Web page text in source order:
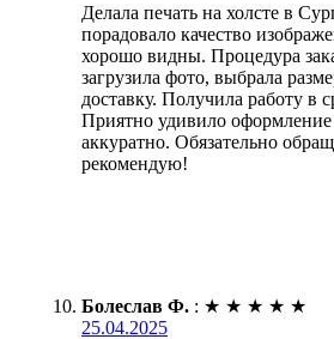
Делала печать на холсте в
порадовало качество
хорошо видны. Процедура
загрузила фото, выбрала
доставку. Получила работу в
Приятно удивило
аккуратно. Обязательно
рекомендую!
Болеслав Ф. : ★ ★ ★ ★ ★
25.04.2025